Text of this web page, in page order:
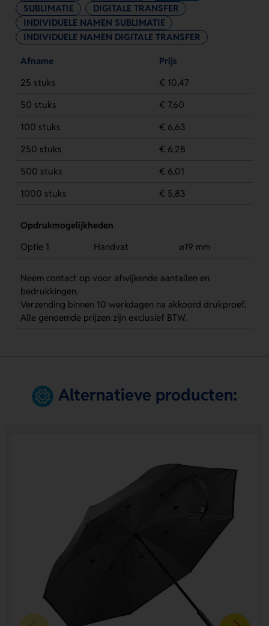
SUBLIMATIE
DIGITALE TRANSFER
INDIVIDUELE NAMEN SUBLIMATIE
INDIVIDUELE NAMEN DIGITALE TRANSFER
Afname
Prijs
25 stuks
€ 10,47
50 stuks
€ 7,60
100 stuks
€ 6,63
250 stuks
€ 6,28
500 stuks
€ 6,01
1000 stuks
€ 5,83
Opdrukmogelijkheden
Optie 1
Handvat ⌀19 mm
Neem contact op voor afwijkende aantallen en
bedrukkingen.
Verzending binnen 10 werkdagen na akkoord drukproef.
Alle genoemde prijzen zijn exclusief BTW.
Alternatieve producten: